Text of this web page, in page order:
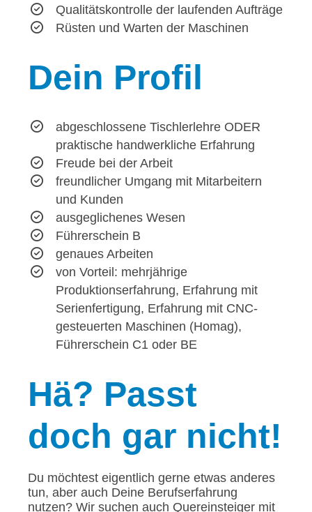
Qualitätskontrolle der laufenden Aufträge
Rüsten und Warten der Maschinen
Dein Profil
abgeschlossene Tischlerlehre ODER
praktische handwerkliche Erfahrung
Freude bei der Arbeit
freundlicher Umgang mit Mitarbeitern
und Kunden
ausgeglichenes Wesen
Führerschein B
genaues Arbeiten
von Vorteil: mehrjährige
Produktionserfahrung, Erfahrung mit
Serienfertigung, Erfahrung mit CNC-
gesteuerten Maschinen (Homag),
Führerschein C1 oder BE
Hä? Passt
doch gar nicht!
Du möchtest eigentlich gerne etwas anderes
tun, aber auch Deine Berufserfahrung
nutzen? Wir suchen auch Quereinsteiger mit